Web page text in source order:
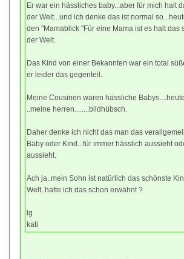
Er war ein hässliches baby...aber für mich halt
der Welt...und ich denke das ist normal
den "Mamablick "Für eine Mama ist es halt das
der Welt.
Das Kind von einer Bekannten war ein total
er leider das gegenteil.
Meine Cousinen waren hässliche
..meine herren........bildhübsch.
Daher denke ich nicht das man das
Baby oder Kind...für immer hässlich aussieht
aussieht.
Ach ja..mein Sohn ist natürlich das schönste
Welt..hatte ich das schon erwähnt ?
lg
kati